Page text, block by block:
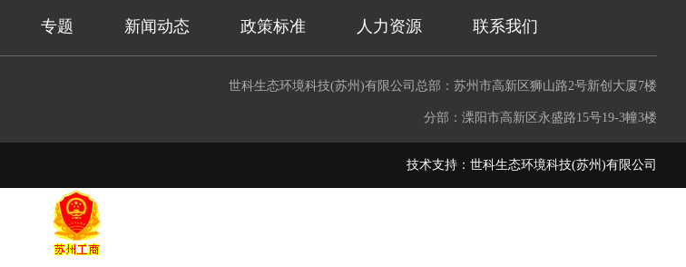
专题 新闻动态 政策标准 人力资源 联系我们
世科生态环境科技(苏州)有限公司总部：苏州市高新区狮山路2号新创大厦7楼
分部：溧阳市高新区永盛路15号19-3幢3楼
技术支持： 世科生态环境科技(苏州)有限公司